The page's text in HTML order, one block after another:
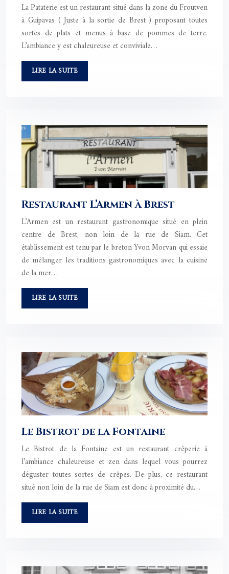
La Pataterie est un restaurant situé dans la zone du Froutven
à Guipavas ( Juste à la sortie de Brest ) proposant toutes
sortes de plats et menus à base de pommes de terre.
L’ambiance y est chaleureuse et conviviale…
LIRE LA SUITE
Restaurant L’Armen à Brest
L’Armen est un restaurant gastronomique situé en plein
centre de Brest, non loin de la rue de Siam. Cet
établissement est tenu par le breton Yvon Morvan qui essaie
de mélanger les traditions gastronomiques avec la cuisine
de la mer…
LIRE LA SUITE
Le Bistrot de la Fontaine
Le Bistrot de la Fontaine est un restaurant crêperie à
l’ambiance chaleureuse et zen dans lequel vous pourrez
déguster toutes sortes de crêpes. De plus, ce restaurant
situé non loin de la rue de Siam est donc à proximité du…
LIRE LA SUITE